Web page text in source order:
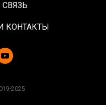
СВЯЗЬ
КОНТАКТЫ
2025